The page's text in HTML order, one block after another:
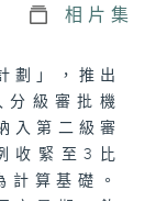
相片集
劃」，推出
級審批機
入第二級審
收緊至3比
計算基礎。